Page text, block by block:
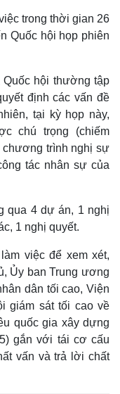
khoán
phê
trong thời gian 26
Quốc hội họp phiên
Quốc hội thường tập
định các vấn đề
tại kỳ họp này,
chú trọng (chiếm
chương trình nghị sự
tác nhân sự của
qua 4 dự án, 1 nghị
1 nghị quyết.
việc để xem xét,
Ủy ban Trung ương
dân tối cao, Viện
giám sát tối cao về
quốc gia xây dựng
gắn với tái cơ cấu
vấn và trả lời chất